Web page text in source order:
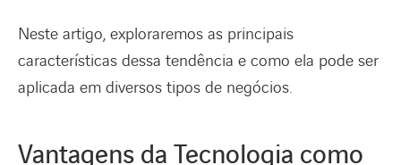
Neste artigo, exploraremos as principais
características dessa tendência e como ela pode ser
aplicada em diversos tipos de negócios.
Vantagens da Tecnologia como